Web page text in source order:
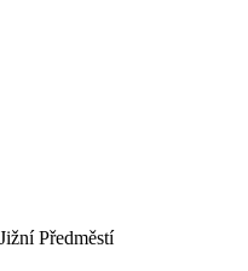
Předměstí